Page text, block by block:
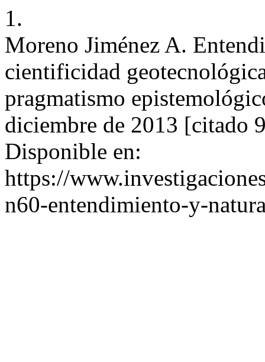
1.
Moreno Jiménez A.
cientificidad
pragmatismo
diciembre de 2013 [citado
Disponible en:
https://
n60-entendimiento-y-